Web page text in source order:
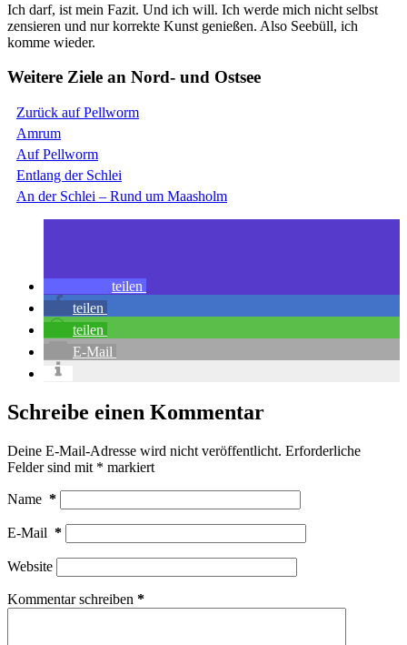
Ich darf, ist mein Fazit. Und ich will. Ich werde mich nicht selbst
zensieren und nur korrekte Kunst genießen. Also Seebüll, ich
komme wieder.
Weitere Ziele an Nord- und Ostsee
Zurück auf Pellworm
Amrum
Auf Pellworm
Entlang der Schlei
An der Schlei – Rund um Maasholm
teilen
teilen
teilen
E-Mail
Schreibe einen Kommentar
Deine E-Mail-Adresse wird nicht veröffentlicht. Erforderliche
Felder sind mit * markiert
Name *
E-Mail *
Website
Kommentar schreiben *